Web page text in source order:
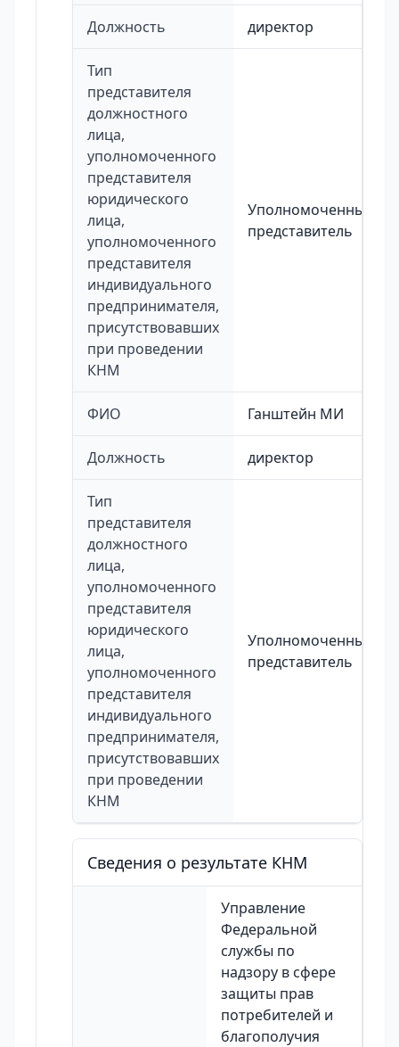
Должность директор
Тип
представителя
должностного
лица,
уполномоченного
представителя
юридического
лица,
уполномоченного
представителя
индивидуального
предпринимателя,
присутствовавших
при проведении
КНМ
Уполномоченный
представитель
ФИО Ганштейн МИ
Должность директор
Тип
представителя
должностного
лица,
уполномоченного
представителя
юридического
лица,
уполномоченного
представителя
индивидуального
предпринимателя,
присутствовавших
при проведении
КНМ
Уполномоченный
представитель
Сведения о результате КНМ
Управление
Федеральной
службы по
надзору в сфере
защиты прав
потребителей и
благополучия